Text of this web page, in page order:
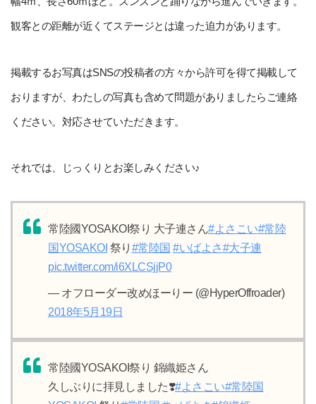
観客との距離が近くてステージとは違った迫力があります。
掲載するお写真はSNSの投稿者の方々から許可を得て掲載して
おりますが、わたしの写真も含めて問題がありましたらご連絡
ください。対応させていただきます。
それでは、じっくりとお楽しみください♪
常陸國YOSAKOI祭り 大子連さん#よさこい#常陸
国YOSAKOI 祭り #常陸国 #いばよさ#大子連
pic.twitter.com/i6XLCSjjP0
— オフローダー改めほーりー (@HyperOffroader)
2018年5月19日
常陸國YOSAKOI祭り 錦織姫さん
久しぶりに拝見しました❣️#よさこい#常陸国